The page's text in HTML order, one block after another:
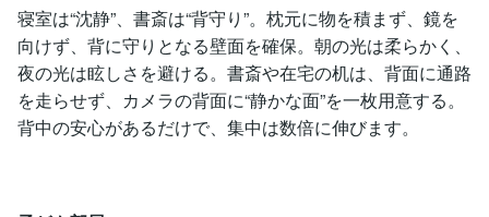
寝室は“沈静”、書斎は“背守り”。枕元に物を積まず、鏡を
向けず、背に守りとなる壁面を確保。朝の光は柔らかく、
夜の光は眩しさを避ける。書斎や在宅の机は、背面に通路
を走らせず、カメラの背面に“静かな面”を一枚用意する。
背中の安心があるだけで、集中は数倍に伸びます。